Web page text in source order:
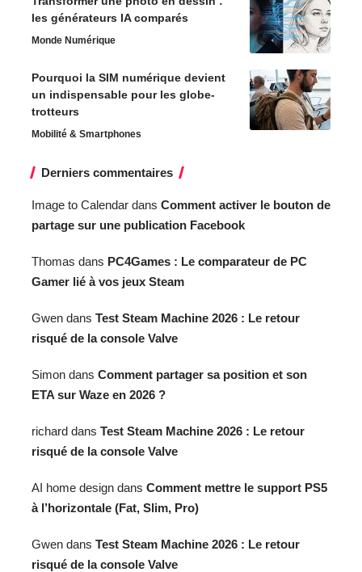
les générateurs IA comparés
Monde Numérique
Pourquoi la SIM numérique devient
un indispensable pour les globe-
trotteurs
Mobilité & Smartphones
Derniers commentaires
Image to Calendar dans Comment activer le bouton de
partage sur une publication Facebook
Thomas dans PC4Games : Le comparateur de PC
Gamer lié à vos jeux Steam
Gwen dans Test Steam Machine 2026 : Le retour
risqué de la console Valve
Simon dans Comment partager sa position et son
ETA sur Waze en 2026 ?
richard dans Test Steam Machine 2026 : Le retour
risqué de la console Valve
AI home design dans Comment mettre le support PS5
à l’horizontale (Fat, Slim, Pro)
Gwen dans Test Steam Machine 2026 : Le retour
risqué de la console Valve